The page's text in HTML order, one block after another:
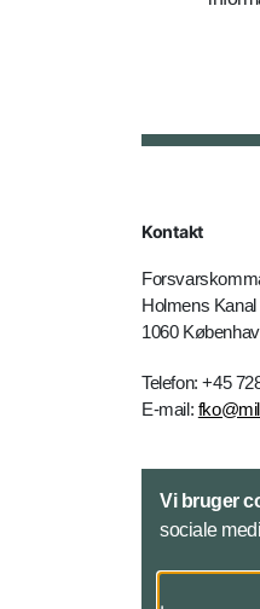
Kontakt
Holmens Kanal
1060
Telefon: +45
E-mail:
Kontakt
Vi bruger
sociale